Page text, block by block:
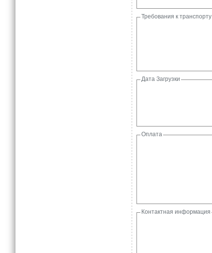
Требования к транспорту
Дата Загрузки
Оплата
Контактная информация